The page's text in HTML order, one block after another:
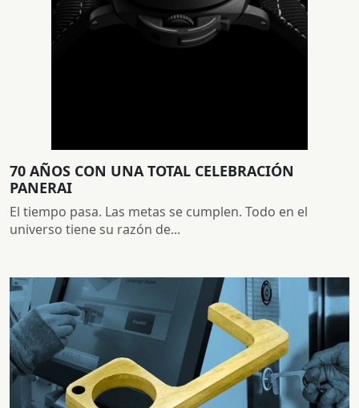
70 AÑOS CON UNA TOTAL CELEBRACIÓN
PANERAI
El tiempo pasa. Las metas se cumplen. Todo en el
universo tiene su razón de...